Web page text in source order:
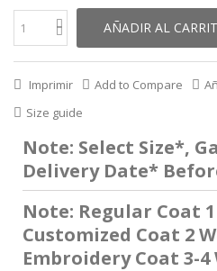
AÑADIR AL
Imprimir Add to Compare
Size guide
Note: Select Size*,
Delivery Date*
Note: Regular Coat
Customized Coat 2
Embroidery Coat 3-4